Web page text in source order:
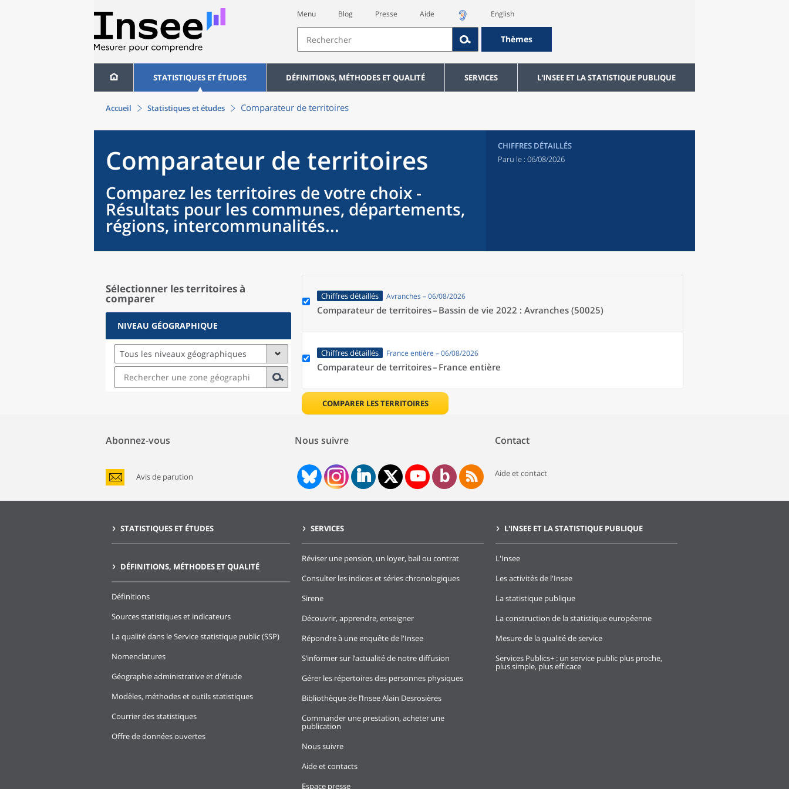
Menu Blog Presse Aide English
Thèmes
STATISTIQUES ET ÉTUDES DÉFINITIONS, MÉTHODES ET QUALITÉ SERVICES L'INSEE ET LA STATISTIQUE PUBLIQUE
Accueil Statistiques et études Comparateur de territoires
Comparateur de territoires
Comparez les territoires de votre choix -
Résultats pour les communes, départements,
régions, intercommunalités...
CHIFFRES DÉTAILLÉS
Paru le : 06/08/2026
Sélectionner les territoires à
comparer
NIVEAU GÉOGRAPHIQUE
Tous les niveaux géographiques
Chiffres détaillés Avranches – 06/08/2026
Comparateur de territoires – Bassin de vie 2022 : Avranches (50025)
Chiffres détaillés France entière – 06/08/2026
Comparateur de territoires – France entière
COMPARER LES TERRITOIRES
Abonnez-vous
Avis de parution
Nous suivre Contact
Aide et contact
STATISTIQUES ET ÉTUDES
DÉFINITIONS, MÉTHODES ET QUALITÉ
Définitions
Sources statistiques et indicateurs
La qualité dans le Service statistique public (SSP)
Nomenclatures
Géographie administrative et d'étude
Modèles, méthodes et outils statistiques
Courrier des statistiques
Offre de données ouvertes
SERVICES
Réviser une pension, un loyer, bail ou contrat
Consulter les indices et séries chronologiques
Sirene
Découvrir, apprendre, enseigner
Répondre à une enquête de l'Insee
S’informer sur l’actualité de notre diffusion
Gérer les répertoires des personnes physiques
Bibliothèque de l’Insee Alain Desrosières
Commander une prestation, acheter une
publication
Nous suivre
Aide et contacts
Espace presse
L'INSEE ET LA STATISTIQUE PUBLIQUE
L'Insee
Les activités de l'Insee
La statistique publique
La construction de la statistique européenne
Mesure de la qualité de service
Services Publics+ : un service public plus proche,
plus simple, plus efficace